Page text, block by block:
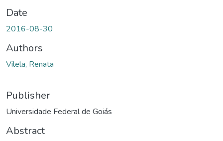
Date
2016-08-30
Authors
Vilela, Renata
Publisher
Universidade Federal de Goiás
Abstract